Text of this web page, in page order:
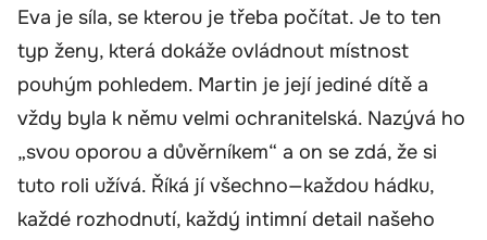
Eva je síla, se kterou je třeba počítat. Je to ten
typ ženy, která dokáže ovládnout místnost
pouhým pohledem. Martin je její jediné dítě a
vždy byla k němu velmi ochranitelská. Nazývá ho
„svou oporou a důvěrníkem“ a on se zdá, že si
tuto roli užívá. Říká jí všechno—každou hádku,
každé rozhodnutí, každý intimní detail našeho